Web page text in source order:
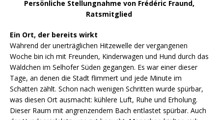
Persönliche Stellungnahme von Frédéric Fraund,
Ratsmitglied
Ein Ort, der bereits wirkt
Während der unerträglichen Hitzewelle der vergangenen
Woche bin ich mit Freunden, Kinderwagen und Hund durch das
Wäldchen im Selhofer Süden gegangen. Es war einer dieser
Tage, an denen die Stadt flimmert und jede Minute im
Schatten zählt. Schon nach wenigen Schritten wurde spürbar,
was diesen Ort ausmacht: kühlere Luft, Ruhe und Erholung.
Dieser Raum mit angrenzendem Bach entlastet spürbar. Auch